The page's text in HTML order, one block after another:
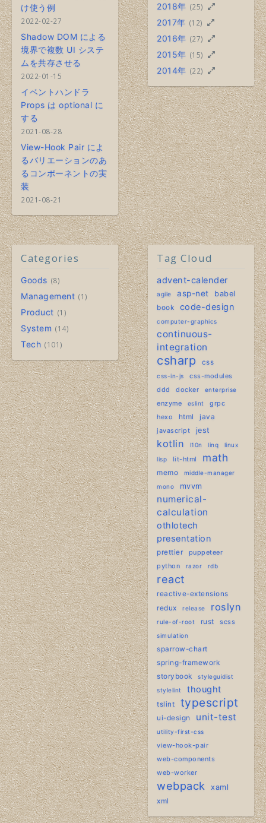
け使う例
2022-02-27
Shadow DOM による
境界で複数 UI システ
ムを共存させる
2022-01-15
イベントハンドラ
Props は optional に
する
2021-08-28
View-Hook Pair によ
るバリエーションのあ
るコンポーネントの実
装
2021-08-21
2018年 (25)
2017年 (12)
2016年 (27)
2015年 (15)
2014年 (22)
Categories
Goods 8
Management 1
Product 1
System 14
Tech 101
Tag Cloud
advent-calender
agile asp-net babel
book code-design
computer-graphics
continuous-
integration
csharp css
css-in-js
css-modules
ddd
docker enterprise
enzyme eslint
grpc
hexo
html
java
javascript
jest
kotlin l10n linq
linux
lisp
lit-html math
memo
middle-manager
mono
mvvm
numerical-
calculation
othlotech
presentation
prettier
puppeteer
python
razor rdb
react
reactive-extensions
redux
release roslyn
rule-of-root rust scss
simulation
sparrow-chart
spring-framework
storybook
styleguidist
stylelint
thought
tslint typescript
ui-design unit-test
utility-first-css
view-hook-pair
web-components
web-worker
webpack xaml
xml